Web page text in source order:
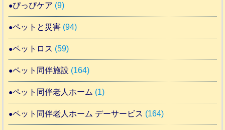
ぴっぴケア (9)
ペットと災害 (94)
ペットロス (59)
ペット同伴施設 (164)
ペット同伴老人ホーム (1)
ペット同伴老人ホーム デーサービス (164)